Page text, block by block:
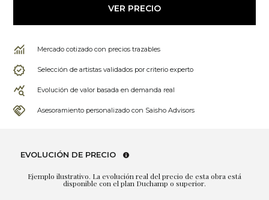
VER PRECIO
Mercado cotizado con precios trazables
Selección de artistas validados por criterio experto
Evolución de valor basada en demanda real
Asesoramiento personalizado con Saisho Advisors
EVOLUCIÓN DE PRECIO
Ejemplo ilustrativo. La evolución real del precio de esta obra está
disponible con el plan Duchamp o superior.